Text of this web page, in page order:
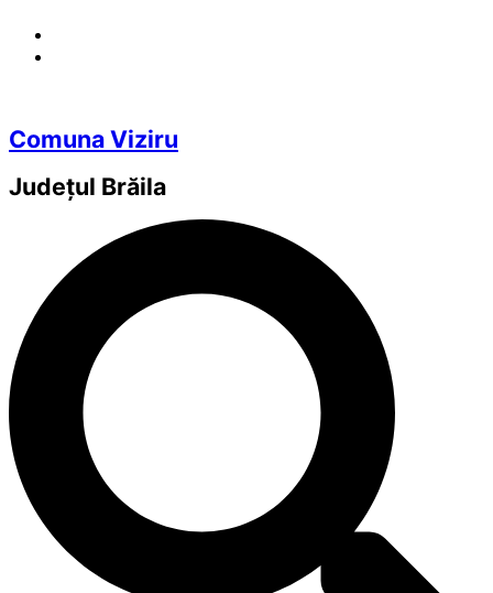
Comuna Viziru
Județul Brăila